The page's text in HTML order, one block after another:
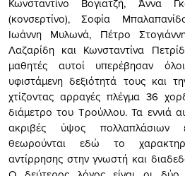
Κωνσταντίνο Βογιατζή, Άννα
(κονσερτίνο), Σοφία
Ιωάννη Μυλωνά, Πέτρο
Λαζαρίδη και Κωνσταντίνα
μαθητές αυτοί υπερέβησαν
υφιστάμενη δεξιότητά τους και
χτίζοντας αρραγές πλέγμα 36
διάμετρο του Τρούλλου. Τα εννιά
ακριβές ύψος πολλαπλάσιων
θεωρούνται εδώ το
αντίρρησης στην γνωστή και